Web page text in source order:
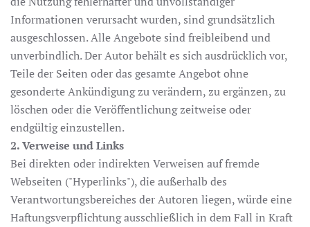
Informationen verursacht wurden, sind grundsätzlich
ausgeschlossen. Alle Angebote sind freibleibend und
unverbindlich. Der Autor behält es sich ausdrücklich vor,
Teile der Seiten oder das gesamte Angebot ohne
gesonderte Ankündigung zu verändern, zu ergänzen, zu
löschen oder die Veröffentlichung zeitweise oder
endgültig einzustellen.
2. Verweise und Links
Bei direkten oder indirekten Verweisen auf fremde
Webseiten ("Hyperlinks"), die außerhalb des
Verantwortungsbereiches der Autoren liegen, würde eine
Haftungsverpflichtung ausschließlich in dem Fall in Kraft